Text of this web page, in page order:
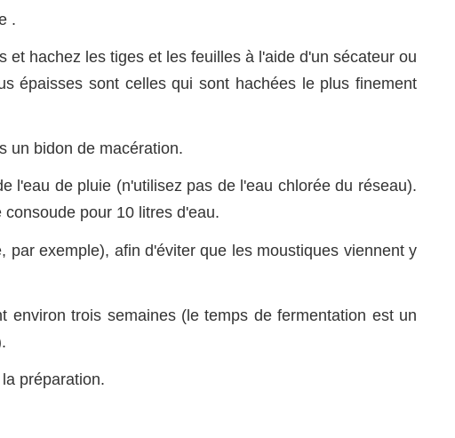
.
et hachez les tiges et les feuilles à l'aide d'un sécateur ou
épaisses sont celles qui sont hachées le plus finement
un bidon de macération.
l'eau de pluie (n'utilisez pas de l'eau chlorée du réseau).
pour 10 litres d'eau.
par exemple), afin d'éviter que les moustiques viennent y
environ trois semaines (le temps de fermentation est un
préparation.